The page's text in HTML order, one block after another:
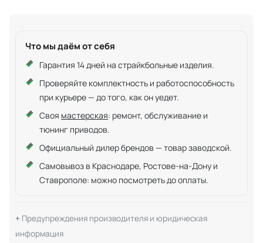
Что мы даём от себя
Гарантия 14 дней на страйкбольные изделия.
Проверяйте комплектность и работоспособность
при курьере — до того, как он уедет.
Своя мастерская: ремонт, обслуживание и
тюнинг приводов.
Официальный дилер брендов — товар заводской.
Самовывоз в Краснодаре, Ростове-на-Дону и
Ставрополе: можно посмотреть до оплаты.
Предупреждения производителя и юридическая
информация